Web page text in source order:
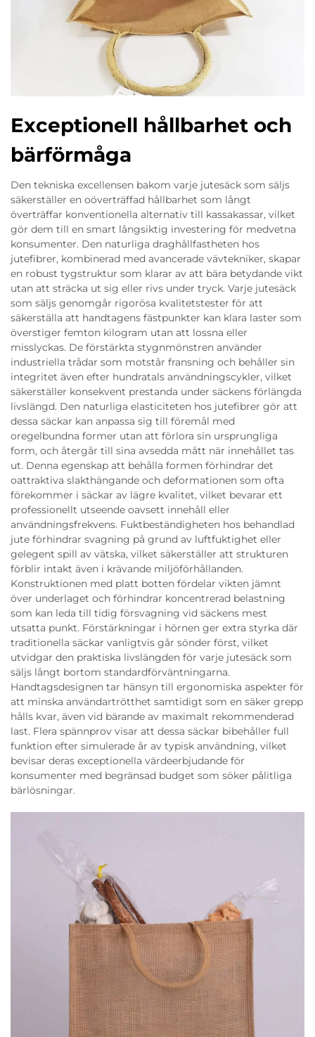
Exceptionell hållbarhet och
bärförmåga
Den tekniska excellensen bakom varje jutesäck som säljs
säkerställer en oöverträffad hållbarhet som långt
överträffar konventionella alternativ till kassakassar, vilket
gör dem till en smart långsiktig investering för medvetna
konsumenter. Den naturliga draghållfastheten hos
jutefibrer, kombinerad med avancerade vävtekniker, skapar
en robust tygstruktur som klarar av att bära betydande vikt
utan att sträcka ut sig eller rivs under tryck. Varje jutesäck
som säljs genomgår rigorösa kvalitetstester för att
säkerställa att handtagens fästpunkter kan klara laster som
överstiger femton kilogram utan att lossna eller
misslyckas. De förstärkta stygnmönstren använder
industriella trådar som motstår fransning och behåller sin
integritet även efter hundratals användningscykler, vilket
säkerställer konsekvent prestanda under säckens förlängda
livslängd. Den naturliga elasticiteten hos jutefibrer gör att
dessa säckar kan anpassa sig till föremål med
oregelbundna former utan att förlora sin ursprungliga
form, och återgår till sina avsedda mått när innehållet tas
ut. Denna egenskap att behålla formen förhindrar det
oattraktiva slakthängande och deformationen som ofta
förekommer i säckar av lägre kvalitet, vilket bevarar ett
professionellt utseende oavsett innehåll eller
användningsfrekvens. Fuktbeständigheten hos behandlad
jute förhindrar svagning på grund av luftfuktighet eller
gelegent spill av vätska, vilket säkerställer att strukturen
förblir intakt även i krävande miljöförhållanden.
Konstruktionen med platt botten fördelar vikten jämnt
över underlaget och förhindrar koncentrerad belastning
som kan leda till tidig försvagning vid säckens mest
utsatta punkt. Förstärkningar i hörnen ger extra styrka där
traditionella säckar vanligtvis går sönder först, vilket
utvidgar den praktiska livslängden för varje jutesäck som
säljs långt bortom standardförväntningarna.
Handtagsdesignen tar hänsyn till ergonomiska aspekter för
att minska användartrötthet samtidigt som en säker grepp
hålls kvar, även vid bärande av maximalt rekommenderad
last. Flera spännprov visar att dessa säckar bibehåller full
funktion efter simulerade år av typisk användning, vilket
bevisar deras exceptionella värdeerbjudande för
konsumenter med begränsad budget som söker pålitliga
bärlösningar.